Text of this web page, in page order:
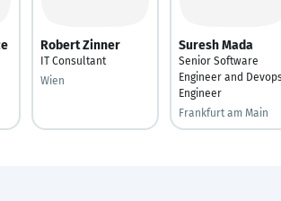
Robert Zinner
IT Consultant
Wien
Suresh Mada
Senior Software
Engineer and
Engineer
Frankfurt am Main